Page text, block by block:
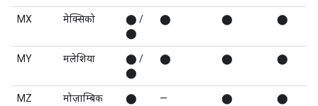
MX मेक्सिको
⬤ /
⬤
⬤ ⬤ ⬤
MY मलेशिया
⬤ /
⬤
⬤ ⬤ ⬤
MZ मोज़ाम्बिक ⬤ — ⬤ ⬤